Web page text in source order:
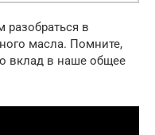
разобраться в
масла. Помните,
вклад в наше общее